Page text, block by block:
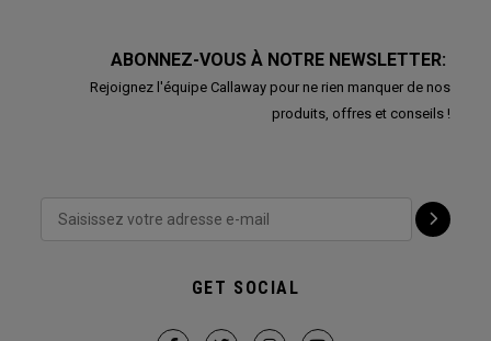
ABONNEZ-VOUS À NOTRE NEWSLETTER:
Rejoignez l'équipe Callaway pour ne rien manquer de nos
produits, offres et conseils !
GET SOCIAL